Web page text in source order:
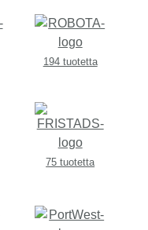
194 tuotetta
75 tuotetta